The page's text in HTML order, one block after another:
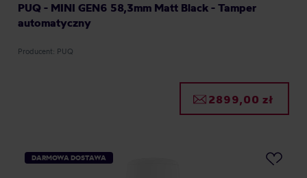
PUQ - MINI GEN6 58,3mm Matt Black - Tamper
automatyczny
Producent: PUQ
2899,00 zł
DARMOWA DOSTAWA